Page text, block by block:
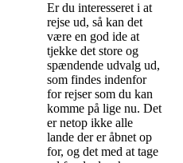
Er du interesseret i at
rejse ud, så kan det
være en god ide at
tjekke det store og
spændende udvalg ud,
som findes indenfor
for rejser som du kan
komme på lige nu. Det
er netop ikke alle
lande der er åbnet op
for, og det med at tage